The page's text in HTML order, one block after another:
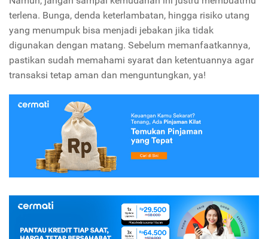
terlena. Bunga, denda keterlambatan, hingga risiko utang
yang menumpuk bisa menjadi jebakan jika tidak
digunakan dengan matang. Sebelum memanfaatkannya,
pastikan sudah memahami syarat dan ketentuannya agar
transaksi tetap aman dan menguntungkan, ya!